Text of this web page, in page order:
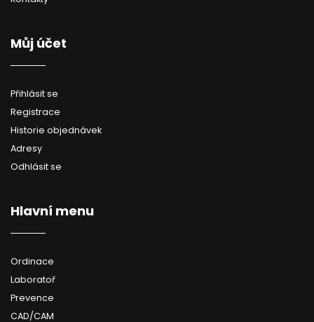
Můj účet
Přihlásit se
Registrace
Historie objednávek
Adresy
Odhlásit se
Hlavní menu
Ordinace
Laboratoř
Prevence
CAD/CAM